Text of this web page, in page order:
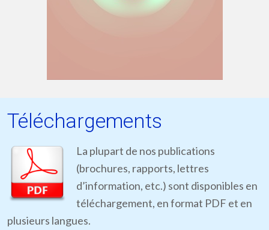
Téléchargements
La plupart de nos publications
(brochures, rapports, lettres
d’information, etc.) sont disponibles en
téléchargement, en format PDF et en
plusieurs langues.